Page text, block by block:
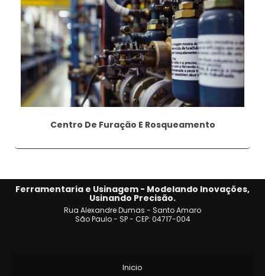
Centro De Furação E Rosqueamento
Ferramentaria e Usinagem - Modelando Inovações,
Usinando Precisão.
Rua Alexandre Dumas - Santo Amaro
São Paulo - SP - CEP: 04717-004
Inicio